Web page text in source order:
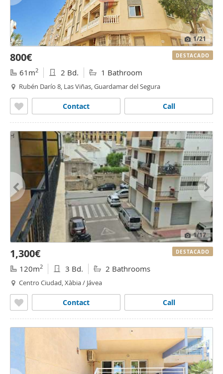
1/21
800€
61m2 2 Bd. 1 Bathroom
Rubén Darío 8, Las Viñas, Guardamar del Segura
Call
Contact
DESTACADO
1/17
1,300€
120m2 3 Bd. 2 Bathrooms
Centro Ciudad, Xàbia / Jávea
Call
Contact
DESTACADO